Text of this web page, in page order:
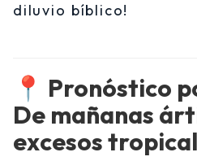
diluvio bíblico!
📍 Pronóstico
De mañanas
excesos